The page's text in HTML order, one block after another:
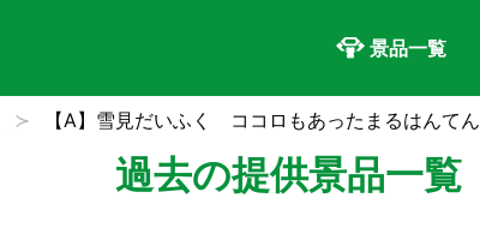
景品一覧
【A】雪見だいふく ココロもあったまるはんてん
過去の提供景品一覧